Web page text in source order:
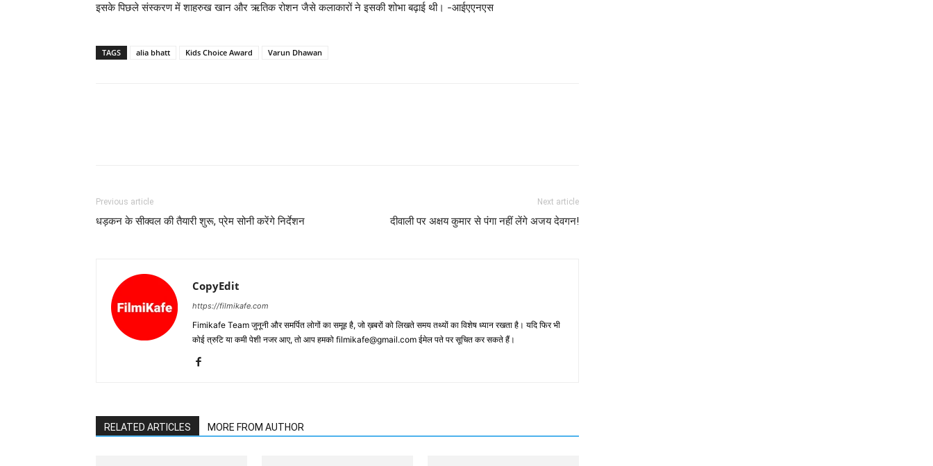
इसके पिछले संस्करण में शाहरुख खान और ऋतिक रोशन जैसे कलाकारों ने इसकी शोभा बढ़ाई थी। -आईएएनएस
TAGS alia bhatt Kids Choice Award Varun Dhawan
Previous article
धड़कन के सीक्‍वल की तैयारी शुरू, प्रेम सोनी करेंगे निर्देशन
Next article
दीवाली पर अक्षय कुमार से पंगा नहीं लेंगे अजय देवगन!
CopyEdit
https://filmikafe.com
Fimikafe Team जुनूनी और समर्पित लोगों का समूह है, जो ख़बरों को लिखते समय तथ्‍यों का विशेष ध्‍यान रखता है। यदि फिर भी
कोई त्रुटि या कमी पेशी नजर आए, तो आप हमको filmikafe@gmail.com ईमेल पते पर सूचित कर सकते हैं।
RELATED ARTICLES MORE FROM AUTHOR